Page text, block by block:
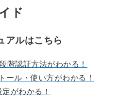
ド
アルはこちら
階認証方法がわかる！
ール・使い方がわかる！
がわかる！